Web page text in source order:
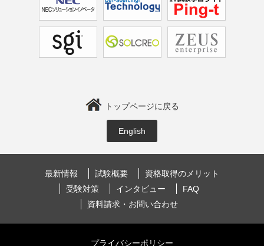
トップページに戻る
English
最新情報 試験概要
資格取得のメリット
受験対策
インタビュー
FAQ
資料請求・お問い合わせ
プライバシーポリシー